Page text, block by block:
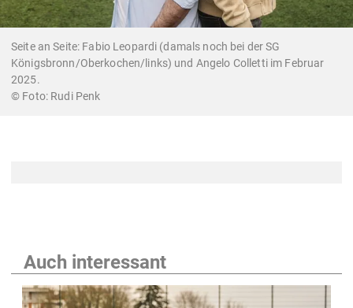
Seite an Seite: Fabio Leopardi (damals noch bei der SG
Königsbronn/Oberkochen/links) und Angelo Colletti im Februar
2025.
Rudi Penk
Auch interessant